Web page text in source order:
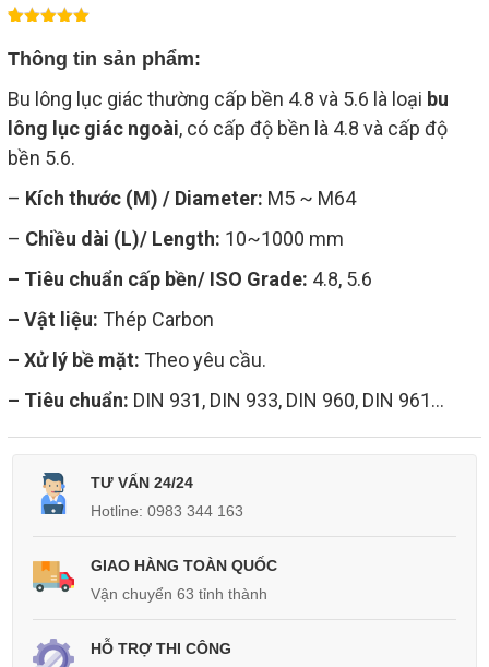
dựa trên
Thông tin sản phẩm:
Bu lông lục giác thường cấp bền 4.8 và 5.6 là loại bu
lông lục giác ngoài, có cấp độ bền là 4.8 và cấp độ
bền 5.6.
– Kích thước (M) / Diameter: M5 ~ M64
– Chiều dài (L)/ Length: 10~1000 mm
– Tiêu chuẩn cấp bền/ ISO Grade: 4.8, 5.6
– Vật liệu: Thép Carbon
– Xử lý bề mặt: Theo yêu cầu.
– Tiêu chuẩn: DIN 931, DIN 933, DIN 960, DIN 961…
TƯ VẤN 24/24
Hotline: 0983 344 163
GIAO HÀNG TOÀN QUỐC
Vận chuyển 63 tỉnh thành
HỖ TRỢ THI CÔNG